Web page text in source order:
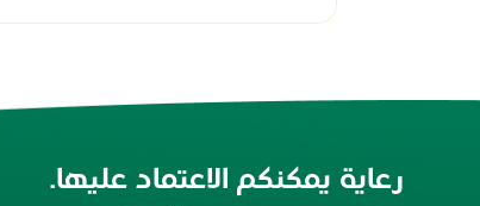
رعاية يمكنكم الاعتماد عليها.